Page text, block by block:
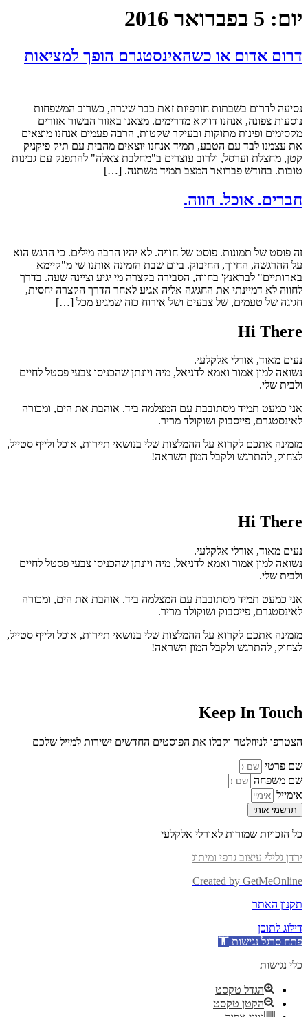
יום: 5 בפברואר 2016
דרום אדום או כשהאינסטגרם הופך למציאות
נסיעה לדרום בשבתות חורפיות זאת כבר שיגרה, כשרוב המשפחות
נוסעות צפונה, אנחנו דווקא מדרימים. מצאנו באזור הבשור אזורים
מקסימים ופינות מתוקות ובעיקר שקטות, הרבה פעמים אנחנו מוצאים
את עצמנו לבד עם הטבע, תמיד אנחנו יוצאים מהבית עם תיק פיקניק
קטן, מחצלת וערסל, ולרוב עוצרים ב"מחלבת צאלה" להתפנק עם גבינות
טובות. בחודש פברואר המצב תמיד משתנה. […]
חברים. אוכל. חווה.
זה פוסט של תמונות. פוסט של חוויה. לא יהיו הרבה מילים. כי הדגש הוא
על ההרגשה, החיוך, החיבוק. ביום שבת הזמינה אותנו שי מ"קיימא
בארותיים" לבראנץ' בחווה, הסבירה בקצרה מי יגיע וציינה שעה. בדרך
לחווה לא דמיינתי את החגיגה אליה אגיע לאחר הדרך הקצרה יחסית,
חגיגה של טעמים, של צבעים ושל אירוח כזה שמגיע מכל […]
Hi There
נעים מאוד, אורלי אלקלעי.
נשואה למון אמור ואמא לדניאל, מיה ויונתן שהכניסו צבעי פסטל לחיים
ולבית שלי.
אני כמעט תמיד מסתובבת עם המצלמה ביד. אוהבת את הים, ומכורה
לאינסטגרם, פייסבוק ושוקולד מריר.
מזמינה אתכם לקרוא על ההמלצות שלי בנושאי תיירות, אוכל ולייף סטייל,
לצחוק, להתרגש ולקבל המון השראה!
Hi There
נעים מאוד, אורלי אלקלעי.
נשואה למון אמור ואמא לדניאל, מיה ויונתן שהכניסו צבעי פסטל לחיים
ולבית שלי.
אני כמעט תמיד מסתובבת עם המצלמה ביד. אוהבת את הים, ומכורה
לאינסטגרם, פייסבוק ושוקולד מריר.
מזמינה אתכם לקרוא על ההמלצות שלי בנושאי תיירות, אוכל ולייף סטייל,
לצחוק, להתרגש ולקבל המון השראה!
Keep In Touch
הצטרפו לניוזלטר וקבלו את הפוסטים החדשים ישירות למייל שלכם
שם פרטי
שם משפחה
אימייל
תרשמי אותי
כל הזכויות שמורות לאורלי אלקלעי
ירדן גלילי עיצוב גרפי ומיתוג
Created by GetMeOnline
תקנון האתר
דילוג לתוכן
פתח סרגל נגישות
כלי נגישות
הגדל טקסט
הקטן טקסט